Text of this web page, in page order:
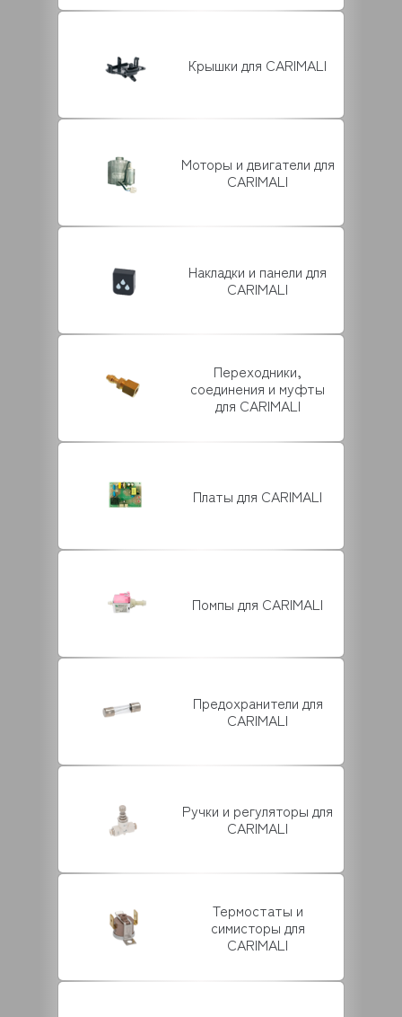
Крышки для CARIMALI
Моторы и двигатели для
CARIMALI
Накладки и панели для
CARIMALI
Переходники,
соединения и муфты
для CARIMALI
Платы для CARIMALI
Помпы для CARIMALI
Предохранители для
CARIMALI
Ручки и регуляторы для
CARIMALI
Термостаты и
симисторы для
CARIMALI